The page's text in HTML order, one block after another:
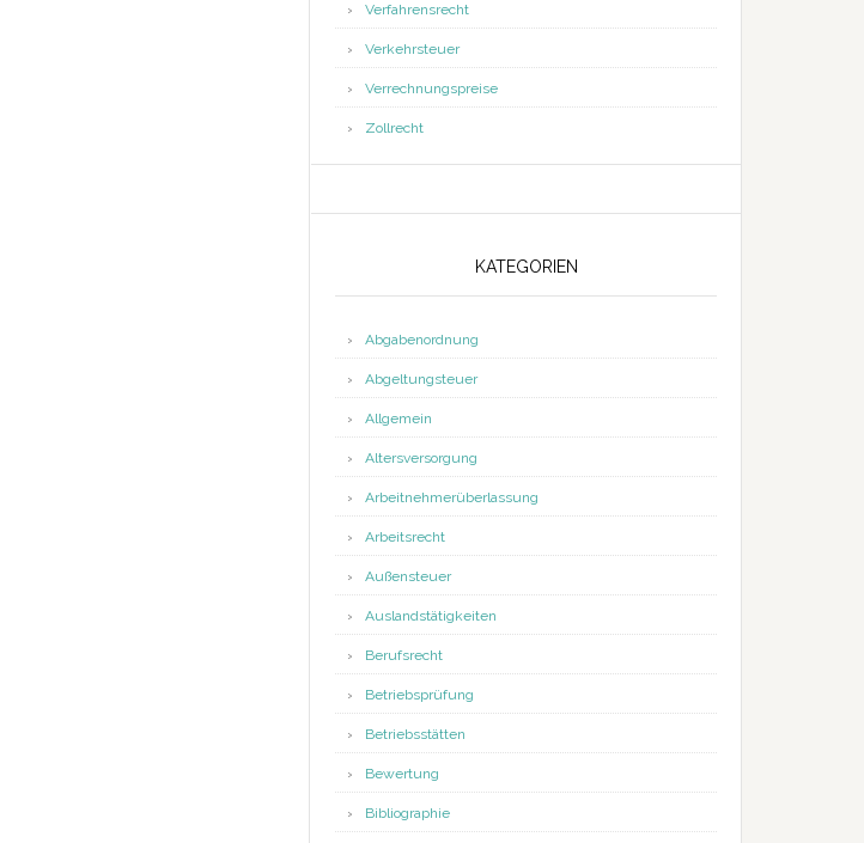
Verfahrensrecht
Verkehrsteuer
Verrechnungspreise
Zollrecht
KATEGORIEN
Abgabenordnung
Abgeltungsteuer
Allgemein
Altersversorgung
Arbeitnehmerüberlassung
Arbeitsrecht
Außensteuer
Auslandstätigkeiten
Berufsrecht
Betriebsprüfung
Betriebsstätten
Bewertung
Bibliographie